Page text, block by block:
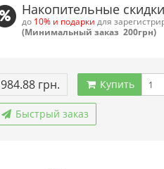
Накопительные скидки
до 10% и подарки для
(Минимальный заказ 200грн)
984.88 грн. Купить
Быстрый заказ